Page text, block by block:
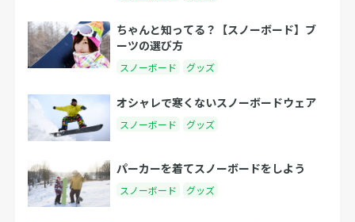
ちゃんと知ってる？【スノーボード】ブ
ーツの選び方
スノーボード グッズ
オシャレで寒くないスノーボードウェア
スノーボード グッズ
パーカーを着てスノーボードをしよう
スノーボード グッズ